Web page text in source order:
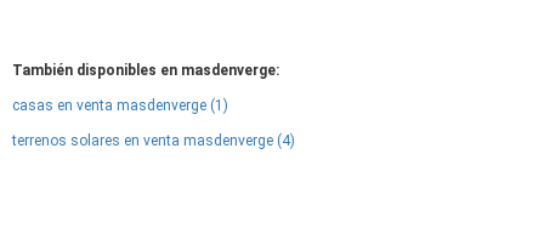
También disponibles en masdenverge:
casas en venta masdenverge (1)
terrenos solares en venta masdenverge (4)